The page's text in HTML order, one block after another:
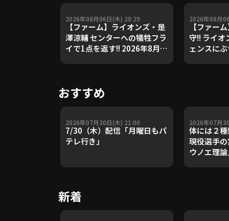
2026年08月06日(木) 20:29
【ファーム】ライオンズ・是
澤涼輔 センターへの犠牲フラ
イで1点を返す!! 2026年8月6
2026年08月
【ファー
守!! ライオ
ェンスに
おすすめ
2026年07月30日(木) 21:00
7/30（木）配信「月曜日もパ
テレ行き」
2026年07月
体には２
現役選手
ウノエ理
新着